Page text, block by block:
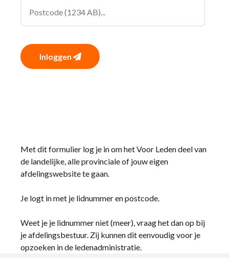
Inloggen
Met dit formulier log je in om het Voor Leden deel van
de landelijke, alle provinciale of jouw eigen
afdelingswebsite te gaan.
Je logt in met je lidnummer en postcode.
Weet je je lidnummer niet (meer), vraag het dan op bij
je afdelingsbestuur. Zij kunnen dit eenvoudig voor je
opzoeken in de ledenadministratie.